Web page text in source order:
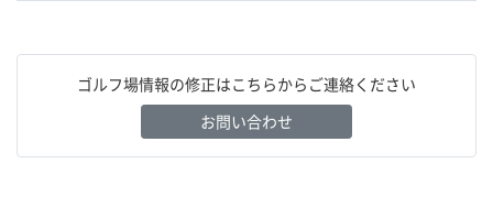
ゴルフ場情報の修正はこちらからご連絡ください
お問い合わせ